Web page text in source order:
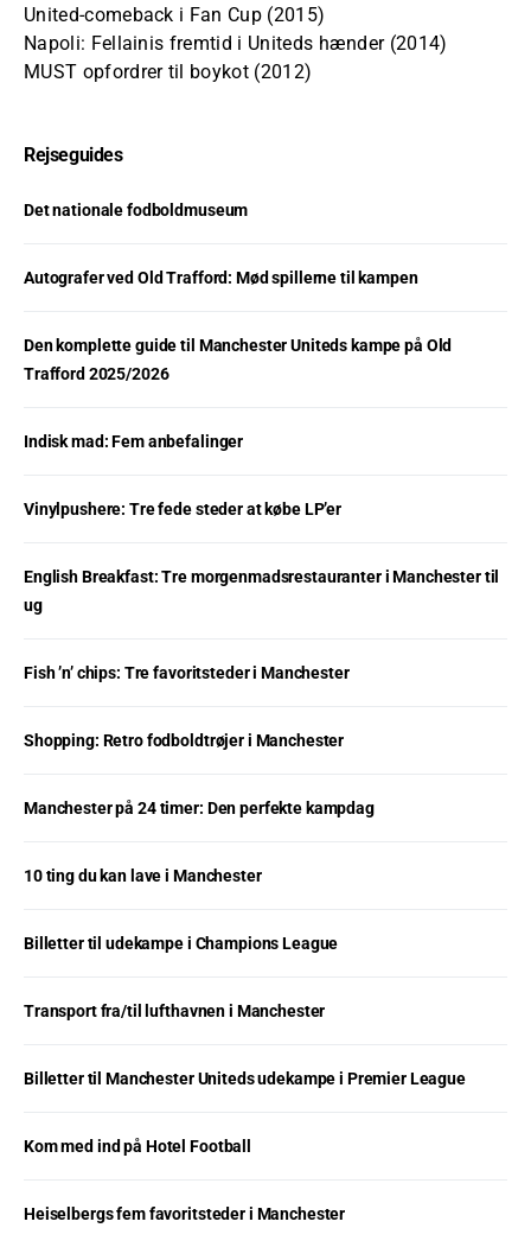
United-comeback i Fan Cup (2015)
Napoli: Fellainis fremtid i Uniteds hænder (2014)
MUST opfordrer til boykot (2012)
Rejseguides
Det nationale fodboldmuseum
Autografer ved Old Trafford: Mød spillerne til kampen
Den komplette guide til Manchester Uniteds kampe på Old
Trafford 2025/2026
Indisk mad: Fem anbefalinger
Vinylpushere: Tre fede steder at købe LP’er
English Breakfast: Tre morgenmadsrestauranter i Manchester til
ug
Fish ’n’ chips: Tre favoritsteder i Manchester
Shopping: Retro fodboldtrøjer i Manchester
Manchester på 24 timer: Den perfekte kampdag
10 ting du kan lave i Manchester
Billetter til udekampe i Champions League
Transport fra/til lufthavnen i Manchester
Billetter til Manchester Uniteds udekampe i Premier League
Kom med ind på Hotel Football
Heiselbergs fem favoritsteder i Manchester